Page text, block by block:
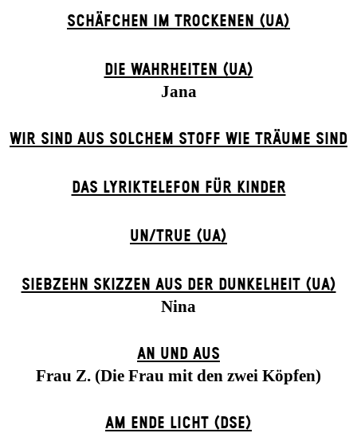
SCHÄFCHEN IM TROCKENEN (UA)
DIE WAHRHEITEN (UA)
Jana
WIR SIND AUS SOLCHEM STOFF WIE TRÄUME SIND
DAS LYRIKTELEFON FÜR KINDER
UN/TRUE (UA)
SIEBZEHN SKIZZEN AUS DER DUNKELHEIT (UA)
Nina
AN UND AUS
Frau Z. (Die Frau mit den zwei Köpfen)
AM ENDE LICHT (DSE)